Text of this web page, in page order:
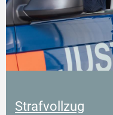
Strafvollzug